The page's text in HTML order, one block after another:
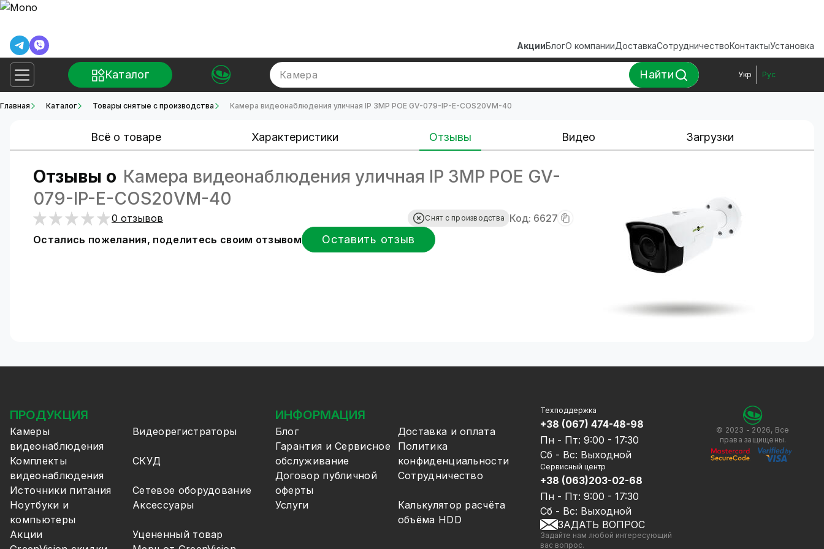
АкцииБлогО компанииДоставкаСотрудничествоКонтактыУстановка
Каталог Камера Найти Укр Рус
Главная Каталог Товары снятые с производства Камера видеонаблюдения уличная IP 3MP POE GV-079-IP-E-COS20VM-40
Всё о товаре Характеристики Отзывы Видео Загрузки
Отзывы о Камера видеонаблюдения уличная IP 3MP POE GV-
079-IP-E-COS20VM-40
0 отзывов Снят с производства
Код: 6627
Остались пожелания, поделитесь своим отзывом
Оставить отзыв
ПРОДУКЦИЯ
Камеры
видеонаблюдения
Видеорегистраторы
Комплекты
видеонаблюдения
СКУД
Источники питания
Сетевое оборудование
Ноутбуки и
компьютеры
Аксессуары
Акции
Уцененный товар
ИНФОРМАЦИЯ
Блог
Доставка и оплата
Гарантия и Сервисное
обслуживание
Политика
конфиденциальности
Договор публичной
оферты
Сотрудничество
Услуги
Калькулятор расчёта
объёма HDD
Техподдержка
+38 (067) 474-48-98
Пн - Пт: 9:00 - 17:30
Сб - Вс: Выходной
Сервисный центр
+38 (063)203-02-68
Пн - Пт: 9:00 - 17:30
Сб - Вс: Выходной
ЗАДАТЬ ВОПРОС
Задайте нам любой интересующий
вас вопрос.
© 2023 - 2026, Все
права защищены.